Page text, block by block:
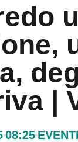
|
08:25